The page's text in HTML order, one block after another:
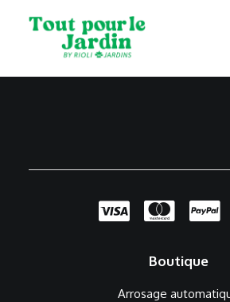
Boutique
Arrosage